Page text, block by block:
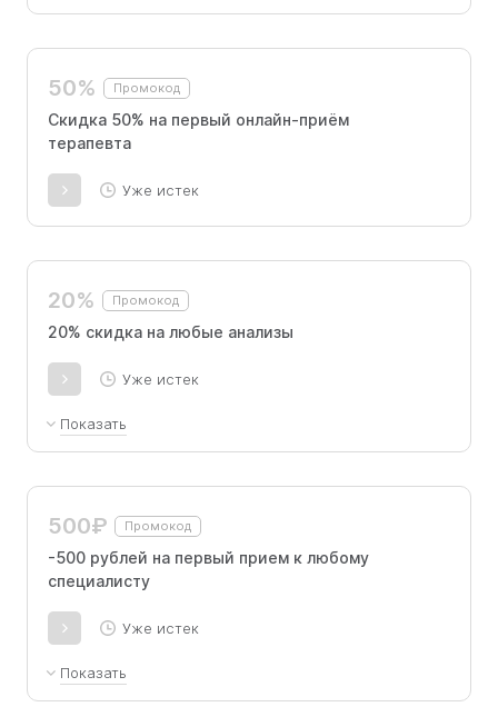
50% Промокод
Скидка 50% на первый онлайн-приём
терапевта
Уже истек
20% Промокод
20% скидка на любые анализы
Уже истек
Показать
500₽ Промокод
-500 рублей на первый прием к любому
специалисту
Уже истек
Показать